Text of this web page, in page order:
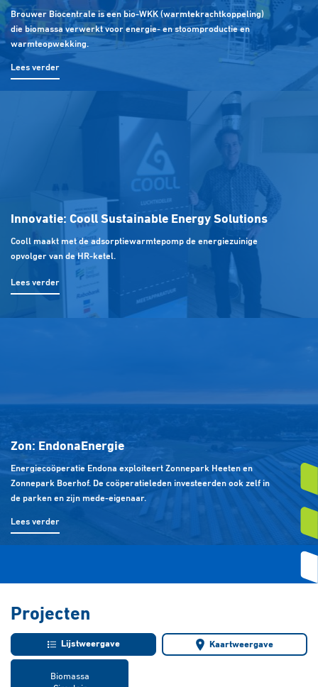
Brouwer Biocentrale is een bio-WKK (warmtekrachtkoppeling)
die biomassa verwerkt voor energie- en stoomproductie en
warmteopwekking.
Lees verder
Innovatie: Cooll Sustainable Energy Solutions
Cooll maakt met de adsorptiewarmtepomp de energiezuinige
opvolger van de HR-ketel.
Lees verder
Zon: EndonaEnergie
Energiecoöperatie Endona exploiteert Zonnepark Heeten en
Zonnepark Boerhof. De coöperatieleden investeerden ook zelf in
de parken en zijn mede-eigenaar.
Lees verder
Projecten
Lijstweergave Kaartweergave